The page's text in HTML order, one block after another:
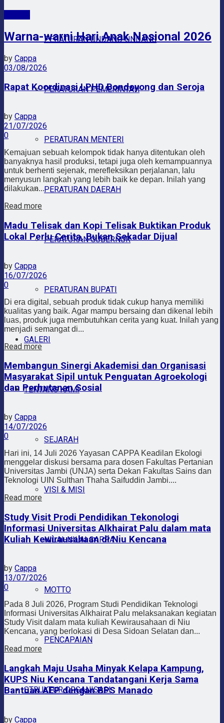
PERATURAN UNDANG-UNDANG
PERATURAN PEMERINTAH
PERATURAN MENTERI
PERATURAN DAERAH
PERATURAN GUBERNUR
PERATURAN BUPATI
GALERI
TENTANG KAMI
SEJARAH
VISI & MISI
NILAI-NILAI CAPPA
MOTTO
PENCAPAIAN
STRUKTUR ORGANISASI
Warna-warni Hari Anak Nasional 2026
by Cappa
03/08/2026
Rapat Koordinasi LPHD Bondoyong dan Seroja
by Cappa
21/07/2026
0
Kemajuan sebuah kelompok tidak hanya ditentukan oleh
banyaknya hasil produksi, tetapi juga oleh kemampuannya
untuk berhenti sejenak, merefleksikan perjalanan, lalu
menyusun langkah yang lebih baik ke depan. Inilah yang
dilakukan...
Read more
Madu Telisak dan Kopi Telisak Buktikan Produk
Lokal Perlu Cerita, Bukan Sekadar Dijual
by Cappa
16/07/2026
0
Di era digital, sebuah produk tidak cukup hanya memiliki
kualitas yang baik. Agar mampu bersaing dan dikenal lebih
luas, produk juga membutuhkan cerita yang kuat. Inilah yang
menjadi semangat di...
Read more
Membangun Sinergi Akademisi dan Organisasi
Masyarakat Sipil untuk Penguatan Agroekologi
dan Perhutanan Sosial
by Cappa
14/07/2026
0
Hari ini, 14 Juli 2026 Yayasan CAPPA Keadilan Ekologi
menggelar diskusi bersama para dosen Fakultas Pertanian
Universitas Jambi (UNJA) serta Dekan Fakultas Sains dan
Teknologi UIN Sulthan Thaha Saifuddin Jambi....
Read more
Study Visit Prodi Pendidikan Tekonologi
Informasi Universitas Alkhairat Palu dalam mata
Kuliah Kewirausahaan di Niu Kencana
by Cappa
13/07/2026
0
Pada 8 Juli 2026, Program Studi Pendidikan Teknologi
Informasi Universitas Alkhairat Palu melaksanakan kegiatan
Study Visit dalam mata kuliah Kewirausahaan di Niu
Kencana, yang berlokasi di Desa Sidoan Selatan dan...
Read more
Langkah Maju Usaha Minyak Kelapa Kampung,
KUPS Niu Kencana Tandatangani Kerja Sama
Bantuan AEP dengan BPS Manado
by Cappa